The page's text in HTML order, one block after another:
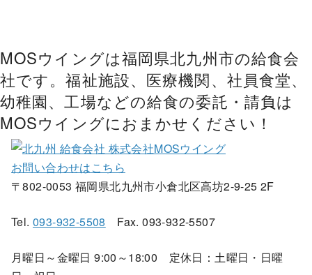
MOSウイングは福岡県北九州市の給食会
社です。福祉施設、医療機関、社員食堂、
幼稚園、工場などの給食の委託・請負は
MOSウイングにおまかせください！
お問い合わせはこちら
〒802-0053 福岡県北九州市小倉北区高坊2-9-25 2F
Tel. 093-932-5508 Fax. 093-932-5507
月曜日～金曜日 9:00～18:00 定休日：土曜日・日曜